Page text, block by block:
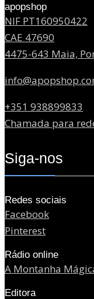
apopshop
NIF PT160950422
CAE 47690
4475-643 Maia,
+351 938899833
Chamada para
Siga-nos
Redes sociais
Facebook
Pinterest
Rádio online
A Montanha
Editora